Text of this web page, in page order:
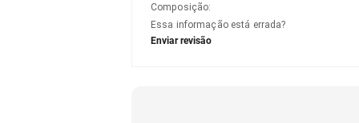
Composição:
Essa informação está errada?
Enviar revisão